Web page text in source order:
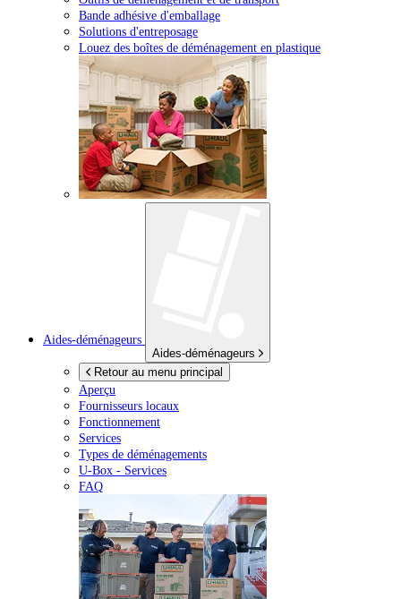
Bande adhésive d'emballage
Solutions d'entreposage
Louez des boîtes de déménagement en plastique
Aides-déménageurs
Aides-déménageurs
Retour au menu principal
Aperçu
Fournisseurs locaux
Fonctionnement
Services
Types de déménagements
U-Box - Services
FAQ